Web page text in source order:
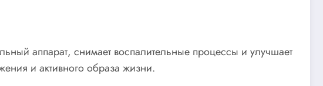
аппарат, снимает воспалительные процессы и улучшает
и активного образа жизни.